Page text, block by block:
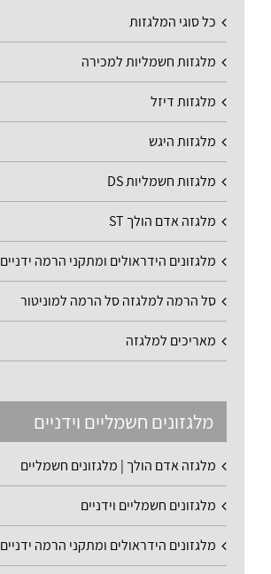
כל סוגי המלגזות
מלגזות חשמליות למכירה
מלגזות דיזל
מלגזות היגש
מלגזות חשמליות DS
מלגזה אדם הולך ST
מלגזונים הידראולים ומתקני הרמה ידניים
סל הרמה למלגזה סל הרמה למוניטור
מאריכים למלגזה
מלגזונים חשמליים וידניים
מלגזה אדם הולך | מלגזונים חשמליים
מלגזונים חשמליים וידניים
מלגזונים הידראולים ומתקני הרמה ידניים